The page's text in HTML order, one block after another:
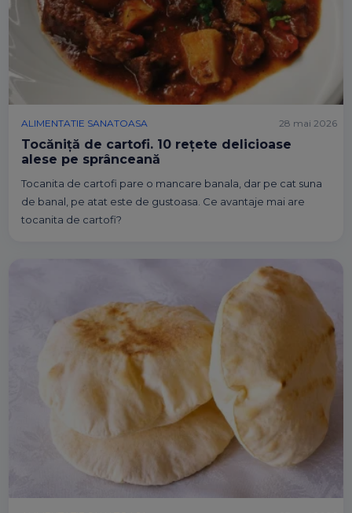
ALIMENTATIE SANATOASA
Tocăniță de cartofi. 10 rețete delicioase
alese pe sprânceană
Tocanita de cartofi pare o mancare banala, dar pe cat suna
de banal, pe atat este de gustoasa. Ce avantaje mai are
tocanita de cartofi?
28 mai 2026